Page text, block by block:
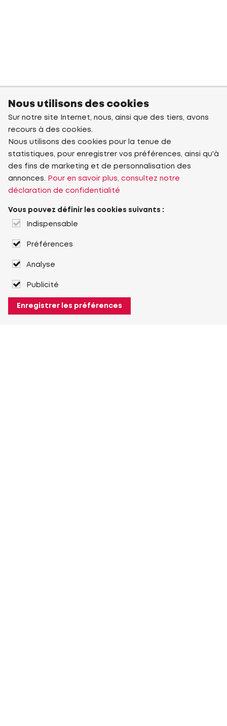
Nous utilisons des cookies
Sur notre site Internet, nous, ainsi que des tiers, avons
recours à des cookies.
Nous utilisons des cookies pour la tenue de
statistiques, pour enregistrer vos préférences, ainsi qu'à
des fins de marketing et de personnalisation des
annonces.
Pour en savoir plus, consultez notre
déclaration de confidentialité
Vous pouvez définir les cookies suivants :
Indispensable
Préférences
Analyse
Publicité
Enregistrer les préférences